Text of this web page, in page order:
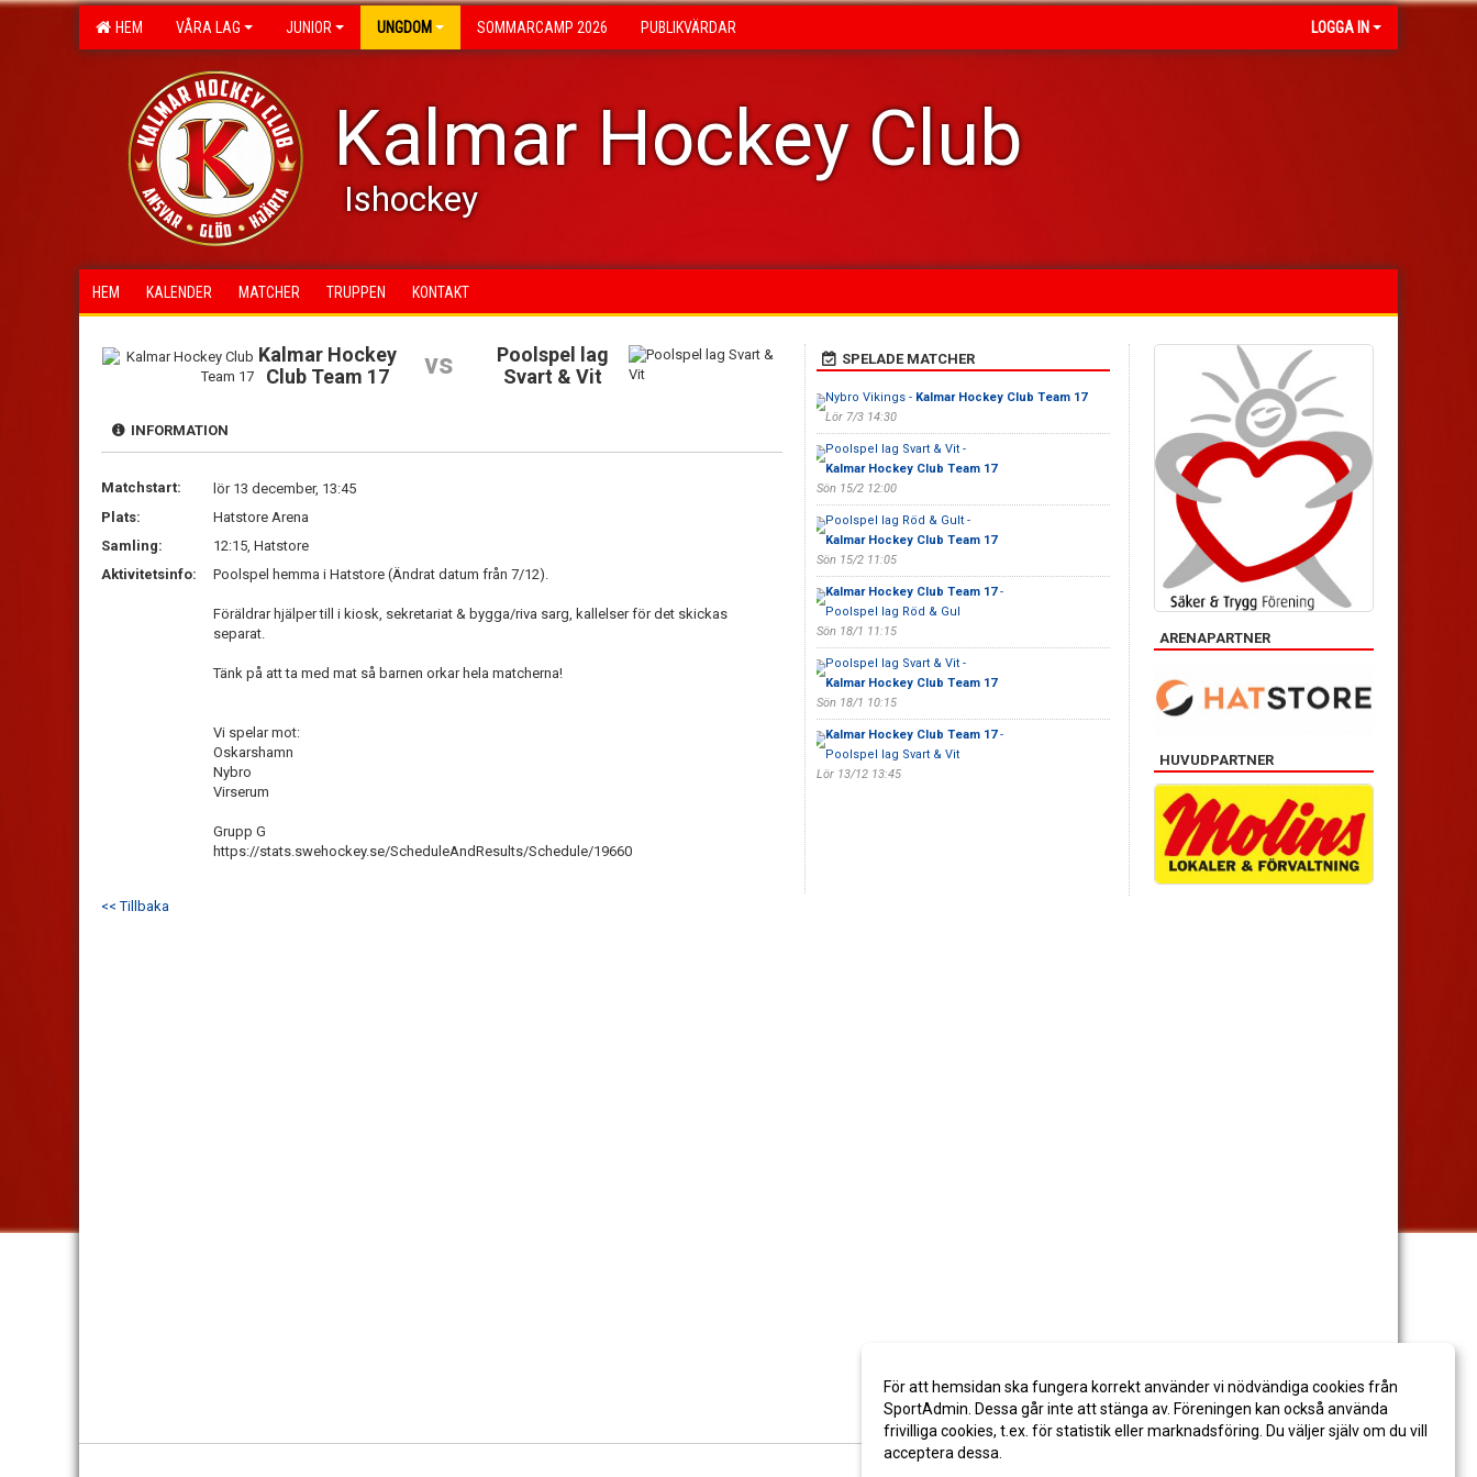
HEM VÅRA LAG JUNIOR UNGDOM SOMMARCAMP 2026 PUBLIKVÄRDAR LOGGA IN
Kalmar Hockey Club
Ishockey
HEM KALENDER MATCHER TRUPPEN KONTAKT
Kalmar Hockey
Club Team 17
vs
Poolspel lag
Svart & Vit
INFORMATION
Matchstart:
lör 13 december, 13:45
Plats:
Hatstore Arena
Samling:
12:15, Hatstore
Aktivitetsinfo:
Poolspel hemma i Hatstore (Ändrat datum från 7/12).
Föräldrar hjälper till i kiosk, sekretariat & bygga/riva sarg, kallelser för det skickas
separat.
Tänk på att ta med mat så barnen orkar hela matcherna!
Vi spelar mot:
Oskarshamn
Nybro
Virserum
Grupp G
https://stats.swehockey.se/ScheduleAndResults/Schedule/19660
<< Tillbaka
SPELADE MATCHER
Nybro Vikings - Kalmar Hockey Club Team 17
Lör 7/3 14:30
Poolspel lag Svart & Vit -
Kalmar Hockey Club Team 17
Sön 15/2 12:00
Poolspel lag Röd & Gult -
Kalmar Hockey Club Team 17
Sön 15/2 11:05
Kalmar Hockey Club Team 17-
Poolspel lag Röd & Gul
Sön 18/1 11:15
Poolspel lag Svart & Vit -
Kalmar Hockey Club Team 17
Sön 18/1 10:15
Kalmar Hockey Club Team 17-
Poolspel lag Svart & Vit
Lör 13/12 13:45
ARENAPARTNER
HUVUDPARTNER
För att hemsidan ska fungera korrekt använder vi nödvändiga cookies från
SportAdmin. Dessa går inte att stänga av. Föreningen kan också använda
frivilliga cookies, t.ex. för statistik eller marknadsföring. Du väljer själv om du vill
acceptera dessa.